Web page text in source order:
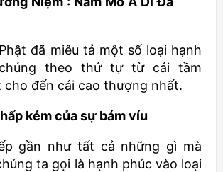
đã miêu tả một số loại hạnh
theo thứ tự từ cái tầm
đến cái cao thượng nhất.
kém của sự bám víu
gần như tất cả những gì mà
ta gọi là hạnh phúc vào loại